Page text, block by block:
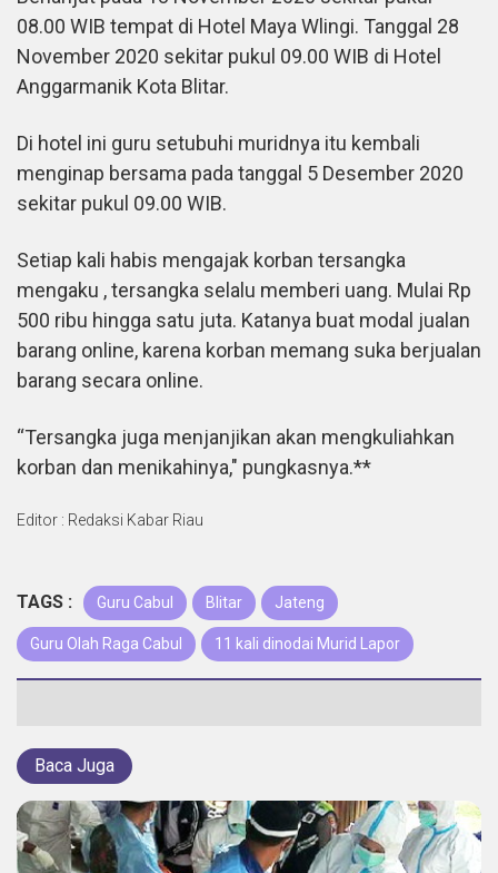
08.00 WIB tempat di Hotel Maya Wlingi. Tanggal 28
November 2020 sekitar pukul 09.00 WIB di Hotel
Anggarmanik Kota Blitar.
Di hotel ini guru setubuhi muridnya itu kembali
menginap bersama pada tanggal 5 Desember 2020
sekitar pukul 09.00 WIB.
Setiap kali habis mengajak korban tersangka
mengaku , tersangka selalu memberi uang. Mulai Rp
500 ribu hingga satu juta. Katanya buat modal jualan
barang online, karena korban memang suka berjualan
barang secara online.
“Tersangka juga menjanjikan akan mengkuliahkan
korban dan menikahinya," pungkasnya.**
Editor : Redaksi Kabar Riau
TAGS : Guru Cabul Blitar Jateng
Guru Olah Raga Cabul 11 kali dinodai Murid Lapor
Baca Juga